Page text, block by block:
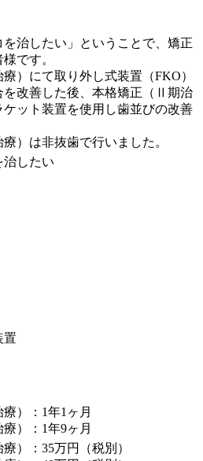
を治したい」ということで、矯正
です。
）にて取り外し式装置（FKO）
を改善した後、本格矯正（Ⅱ期治
ット装置を使用し歯並びの改善
）は非抜歯で行いました。
治したい
置
）：1年1ヶ月
）：1年9ヶ月
）：35万円（税別）